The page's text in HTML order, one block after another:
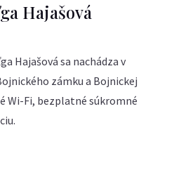
Hajašová
Hajašová sa nachádza v
zámku a Bojnickej
Wi-Fi, bezplatné súkromné